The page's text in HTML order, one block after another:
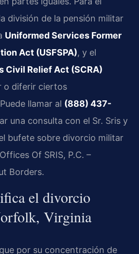
división de la pensión militar
Uniformed Services Former
Act (USFSPA), y el
Civil Relief Act (SCRA)
o diferir ciertos
llamar al (888) 437-
una consulta con el Sr. Sris y
bufete sobre divorcio militar
Of SRIS, P.C. –
Borders.
el divorcio
Virginia
por su concentración de